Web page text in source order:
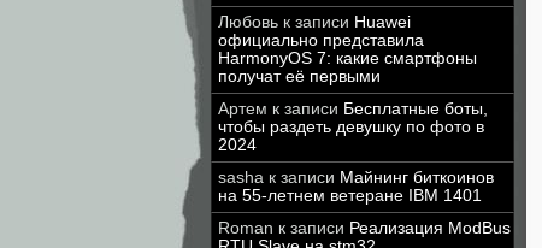
Любовь к записи Huawei
официально представила
HarmonyOS 7: какие смартфоны
получат её первыми
Артем к записи Бесплатные боты,
чтобы раздеть девушку по фото в
2024
sasha к записи Майнинг биткоинов
на 55-летнем ветеране IBM 1401
Roman к записи Реализация ModBus